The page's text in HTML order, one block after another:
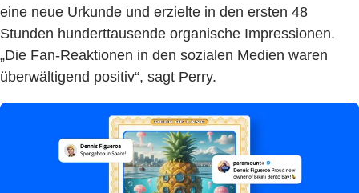
eine neue Urkunde und erzielte in den ersten 48
Stunden hunderttausende organische Impressionen.
„Die Fan-Reaktionen in den sozialen Medien waren
überwältigend positiv“, sagt Perry.